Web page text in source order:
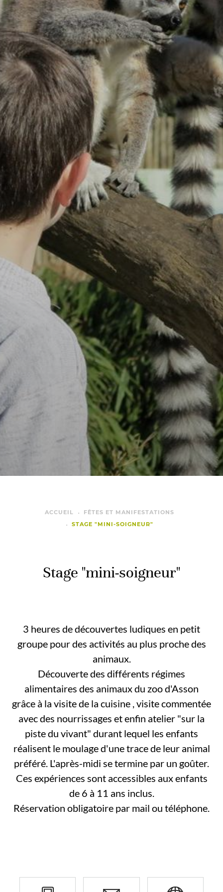
ACCUEIL
FÊTES ET MANIFESTATIONS
STAGE "MINI-SOIGNEUR"
Stage "mini-soigneur"
3 heures de découvertes ludiques en petit
groupe pour des activités au plus proche des
animaux.
Découverte des différents régimes
alimentaires des animaux du zoo d'Asson
grâce à la visite de la cuisine , visite commentée
avec des nourrissages et enfin atelier "sur la
piste du vivant" durant lequel les enfants
réalisent le moulage d'une trace de leur animal
préféré. L'après-midi se termine par un goûter.
Ces expériences sont accessibles aux enfants
de 6 à 11 ans inclus.
Réservation obligatoire par mail ou téléphone.